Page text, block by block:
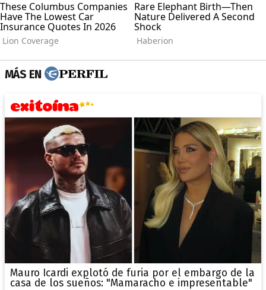
MÁS EN
Mauro Icardi explotó de furia por el embargo de la
casa de los sueños: "Mamaracho e impresentable"